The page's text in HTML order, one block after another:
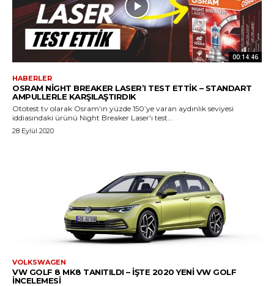
00:14:46
HABERLER
OSRAM NIGHT BREAKER LASER’I TEST ETTIK – STANDART
AMPULLERLE KARŞILAŞTIRDIK
Ototest.tv olarak Osram'ın yüzde 150’ye varan aydınlık seviyesi
iddiasındaki ürünü Night Breaker Laser'ı test...
28 Eylül 2020
VOLKSWAGEN
VW GOLF 8 MK8 TANITILDI – İŞTE 2020 YENI VW GOLF
İNCELEMESI